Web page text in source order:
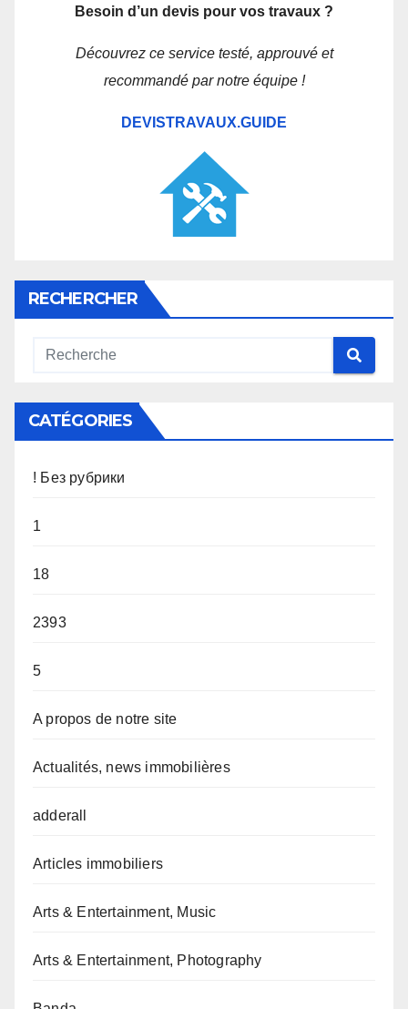
Besoin d’un devis pour vos travaux ?
Découvrez ce service testé, approuvé et
recommandé par notre équipe !
DEVISTRAVAUX.GUIDE
RECHERCHER
CATÉGORIES
! Без рубрики
1
18
2393
5
A propos de notre site
Actualités, news immobilières
adderall
Articles immobiliers
Arts & Entertainment, Music
Arts & Entertainment, Photography